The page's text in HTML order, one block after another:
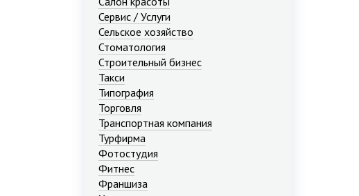
Сервис / Услуги
Сельское хозяйство
Стоматология
Строительный бизнес
Такси
Типография
Торговля
Транспортная компания
Турфирма
Фотостудия
Фитнес
Франшиза